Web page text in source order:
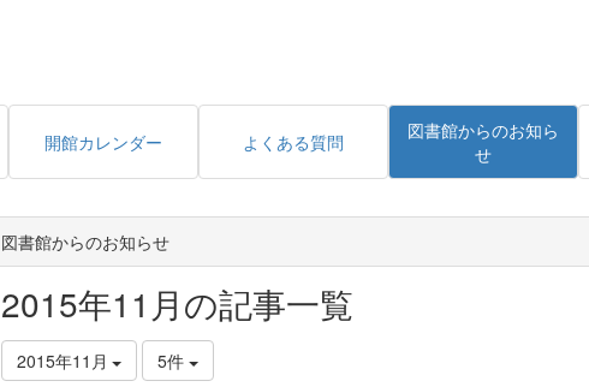
開館カレンダー よくある質問
図書館からのお知ら
せ
図書館からのお知らせ
2015年11月の記事一覧
2015年11月 5件